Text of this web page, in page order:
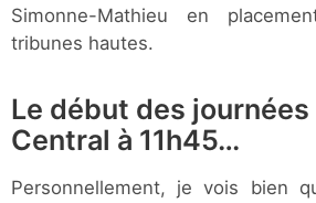
Simonne-Mathieu en
tribunes hautes.
Le début des journées
Central à 11h45…
Personnellement, je vois bien